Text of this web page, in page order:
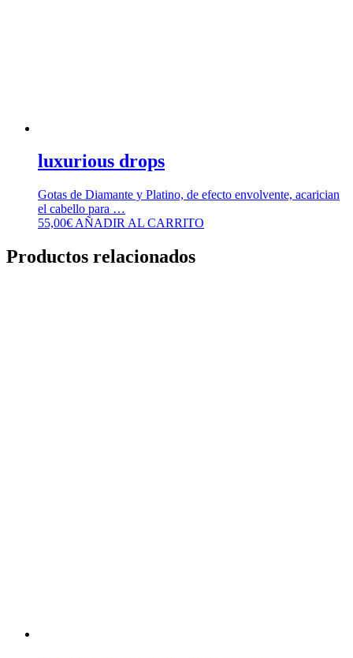
luxurious drops
Gotas de Diamante y Platino, de efecto envolvente, acarician
el cabello para …
55,00€ AÑADIR AL CARRITO
Productos relacionados